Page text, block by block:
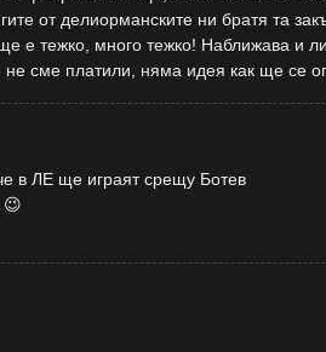
от делиорманските ни братя та
е тежко, много тежко! Наближава и
сме платили, няма идея как ще се
в ЛЕ ще играят срещу Ботев
😉